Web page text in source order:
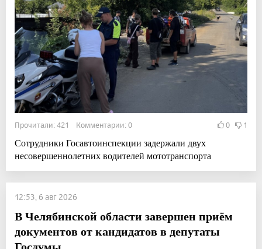
Прочитали: 421 Комментарии: 0 0 1
Сотрудники Госавтоинспекции задержали двух
несовершеннолетних водителей мототранспорта
12:53, 6 авг 2026
В Челябинской области завершен приём
документов от кандидатов в депутаты